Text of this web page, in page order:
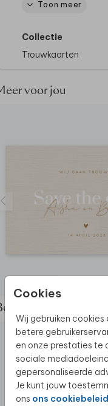
Cookies
Wij gebruiken
betere
en onze prestaties te
sociale
gepersonaliseerde
Je kunt jouw
ons ons cookiebeleid
houten hartje.
er eenvoudig zelf op.
Dit product maakt
Toon meer
Collectie
Trouwkaarten
voor jou
de complete set